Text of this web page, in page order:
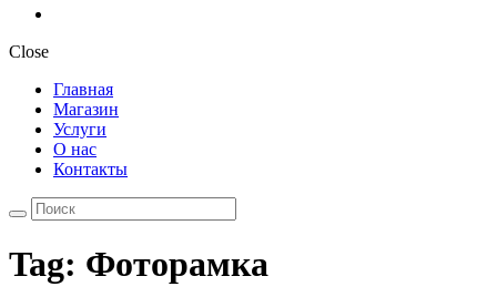
Close
Главная
Магазин
Услуги
О нас
Контакты
Tag: Фоторамка